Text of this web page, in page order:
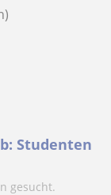
Studenten
gesucht.